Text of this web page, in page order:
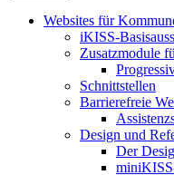
Websites für
iKISS-
Zusatzmodule
Schnittstellen
Barrierefreie
Design und
Der